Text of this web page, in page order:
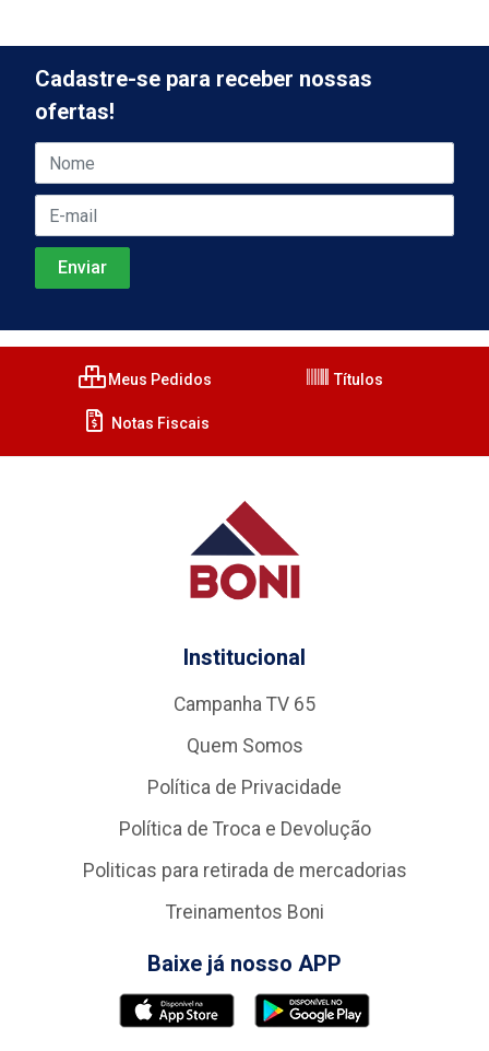
Cadastre-se para receber nossas
ofertas!
Meus Pedidos Títulos
Notas Fiscais
Institucional
Campanha TV 65
Quem Somos
Política de Privacidade
Política de Troca e Devolução
Politicas para retirada de mercadorias
Treinamentos Boni
Baixe já nosso APP